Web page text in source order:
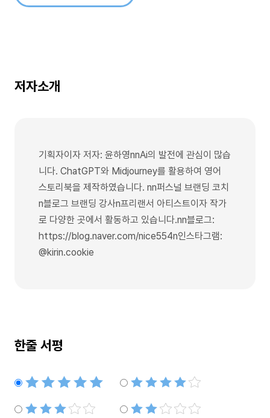
저자소개
기획자이자 저자: 윤하영nnAi의 발전에 관심이 많습
니다. ChatGPT와 Midjourney를 활용하여 영어
스토리북을 제작하였습니다. nn퍼스널 브랜딩 코치
n블로그 브랜딩 강사n프리랜서 아티스트이자 작가
로 다양한 곳에서 활동하고 있습니다.nn블로그:
https://blog.naver.com/nice554n인스타그램:
@kirin.cookie
한줄 서평
별점5개 별점4개
별점3개 별점2개